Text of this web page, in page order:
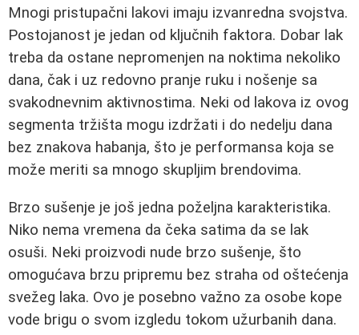
Mnogi pristupačni lakovi imaju izvanredna svojstva.
Postojanost je jedan od ključnih faktora. Dobar lak
treba da ostane nepromenjen na noktima nekoliko
dana, čak i uz redovno pranje ruku i nošenje sa
svakodnevnim aktivnostima. Neki od lakova iz ovog
segmenta tržišta mogu izdržati i do nedelju dana
bez znakova habanja, što je performansa koja se
može meriti sa mnogo skupljim brendovima.
Brzo sušenje je još jedna poželjna karakteristika.
Niko nema vremena da čeka satima da se lak
osuši. Neki proizvodi nude brzo sušenje, što
omogućava brzu pripremu bez straha od oštećenja
svežeg laka. Ovo je posebno važno za osobe kope
vode brigu o svom izgledu tokom užurbanih dana.